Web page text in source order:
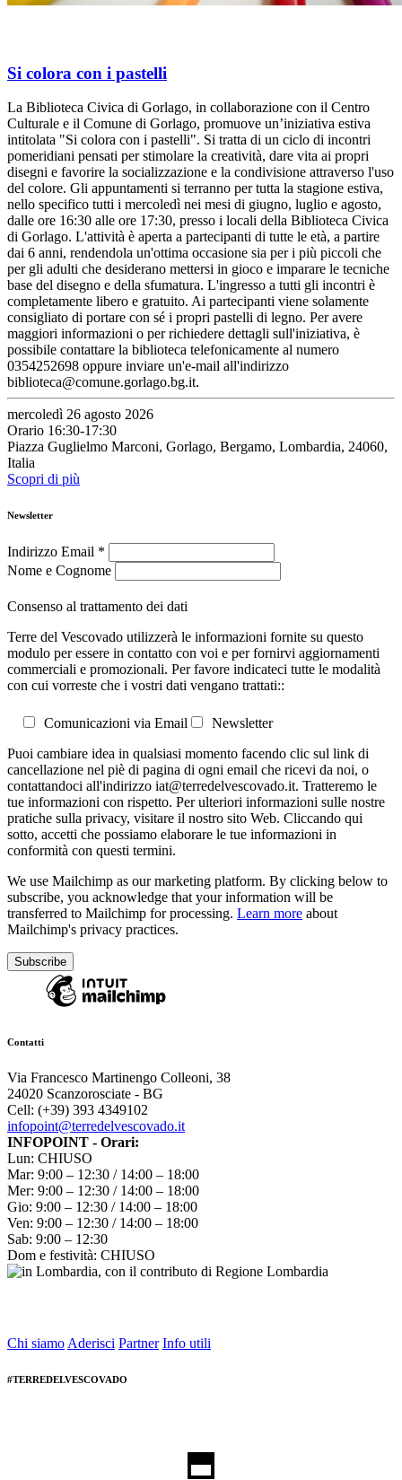
Si colora con i pastelli
La Biblioteca Civica di Gorlago, in collaborazione con il Centro
Culturale e il Comune di Gorlago, promuove un’iniziativa estiva
intitolata "Si colora con i pastelli". Si tratta di un ciclo di incontri
pomeridiani pensati per stimolare la creatività, dare vita ai propri
disegni e favorire la socializzazione e la condivisione attraverso l'uso
del colore. Gli appuntamenti si terranno per tutta la stagione estiva,
nello specifico tutti i mercoledì nei mesi di giugno, luglio e agosto,
dalle ore 16:30 alle ore 17:30, presso i locali della Biblioteca Civica
di Gorlago. L'attività è aperta a partecipanti di tutte le età, a partire
dai 6 anni, rendendola un'ottima occasione sia per i più piccoli che
per gli adulti che desiderano mettersi in gioco e imparare le tecniche
base del disegno e della sfumatura. L'ingresso a tutti gli incontri è
completamente libero e gratuito. Ai partecipanti viene solamente
consigliato di portare con sé i propri pastelli di legno. Per avere
maggiori informazioni o per richiedere dettagli sull'iniziativa, è
possibile contattare la biblioteca telefonicamente al numero
0354252698 oppure inviare un'e-mail all'indirizzo
biblioteca@comune.gorlago.bg.it.
mercoledì 26 agosto 2026
Orario 16:30-17:30
Piazza Guglielmo Marconi, Gorlago, Bergamo, Lombardia, 24060,
Italia
Scopri di più
Newsletter
Indirizzo Email *
Nome e Cognome
Consenso al trattamento dei dati
Terre del Vescovado utilizzerà le informazioni fornite su questo
modulo per essere in contatto con voi e per fornirvi aggiornamenti
commerciali e promozionali. Per favore indicateci tutte le modalità
con cui vorreste che i vostri dati vengano trattati::
Comunicazioni via Email
Newsletter
Puoi cambiare idea in qualsiasi momento facendo clic sul link di
cancellazione nel piè di pagina di ogni email che ricevi da noi, o
contattandoci all'indirizzo iat@terredelvescovado.it. Tratteremo le
tue informazioni con rispetto. Per ulteriori informazioni sulle nostre
pratiche sulla privacy, visitare il nostro sito Web. Cliccando qui
sotto, accetti che possiamo elaborare le tue informazioni in
conformità con questi termini.
We use Mailchimp as our marketing platform. By clicking below to
subscribe, you acknowledge that your information will be
transferred to Mailchimp for processing. Learn more about
Mailchimp's privacy practices.
Contatti
Via Francesco Martinengo Colleoni, 38
24020 Scanzorosciate - BG
Cell: (+39) 393 4349102
infopoint@terredelvescovado.it
INFOPOINT - Orari:
Lun: CHIUSO
Mar: 9:00 – 12:30 / 14:00 – 18:00
Mer: 9:00 – 12:30 / 14:00 – 18:00
Gio: 9:00 – 12:30 / 14:00 – 18:00
Ven: 9:00 – 12:30 / 14:00 – 18:00
Sab: 9:00 – 12:30
Dom e festività: CHIUSO
Chi siamo Aderisci Partner Info utili
#TERREDELVESCOVADO